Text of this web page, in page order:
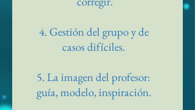
4. Gestión del grupo y de
casos difíciles.
5. La imagen del profesor:
guía, modelo, inspiración.